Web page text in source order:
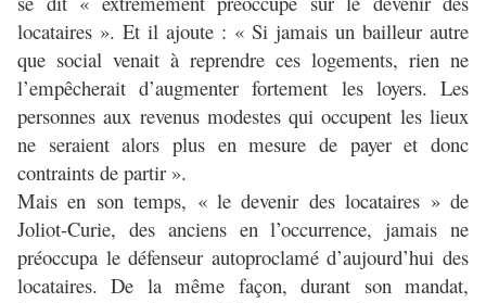
locataires ». Et il ajoute : « Si jamais un bailleur autre
que social venait à reprendre ces logements, rien ne
l’empêcherait d’augmenter fortement les loyers. Les
personnes aux revenus modestes qui occupent les lieux
ne seraient alors plus en mesure de payer et donc
contraints de partir ».
Mais en son temps, « le devenir des locataires » de
Joliot-Curie, des anciens en l’occurrence, jamais ne
préoccupa le défenseur autoproclamé d’aujourd’hui des
locataires. De la même façon, durant son mandat,